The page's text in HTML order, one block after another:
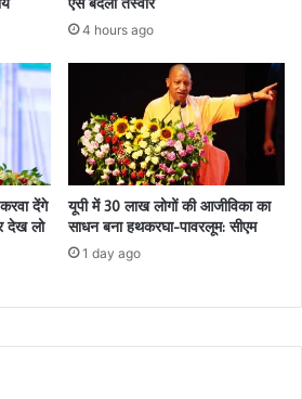
4 hours ago
देंगे
देख लो
यूपी में 30 लाख लोगों की आजीविका का
साधन बना हथकरघा-पावरलूम: सीएम
1 day ago